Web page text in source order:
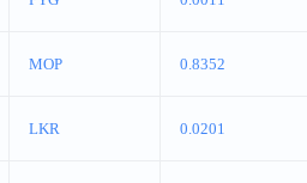
MOP 0.8352
LKR 0.0201